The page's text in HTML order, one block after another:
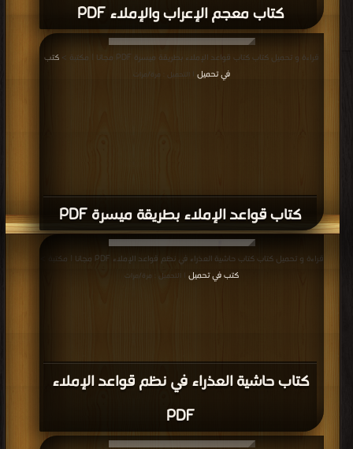
كتاب معجم الإعراب والإملاء PDF
كتاب قواعد الإملاء بطريقة ميسرة PDF
قراءة و تحميل كتاب كتاب قواعد الإملاء بطريقة ميسرة PDF مجانا | مكتبة >
كتب
في تحميل
| التحميل : مرة/مرات
كتاب حاشية العذراء في نظم قواعد الإملاء
PDF
قراءة و تحميل كتاب كتاب حاشية العذراء في نظم قواعد الإملاء PDF مجانا | مكتبة >
كتب في تحميل | التحميل : مرة/مرات